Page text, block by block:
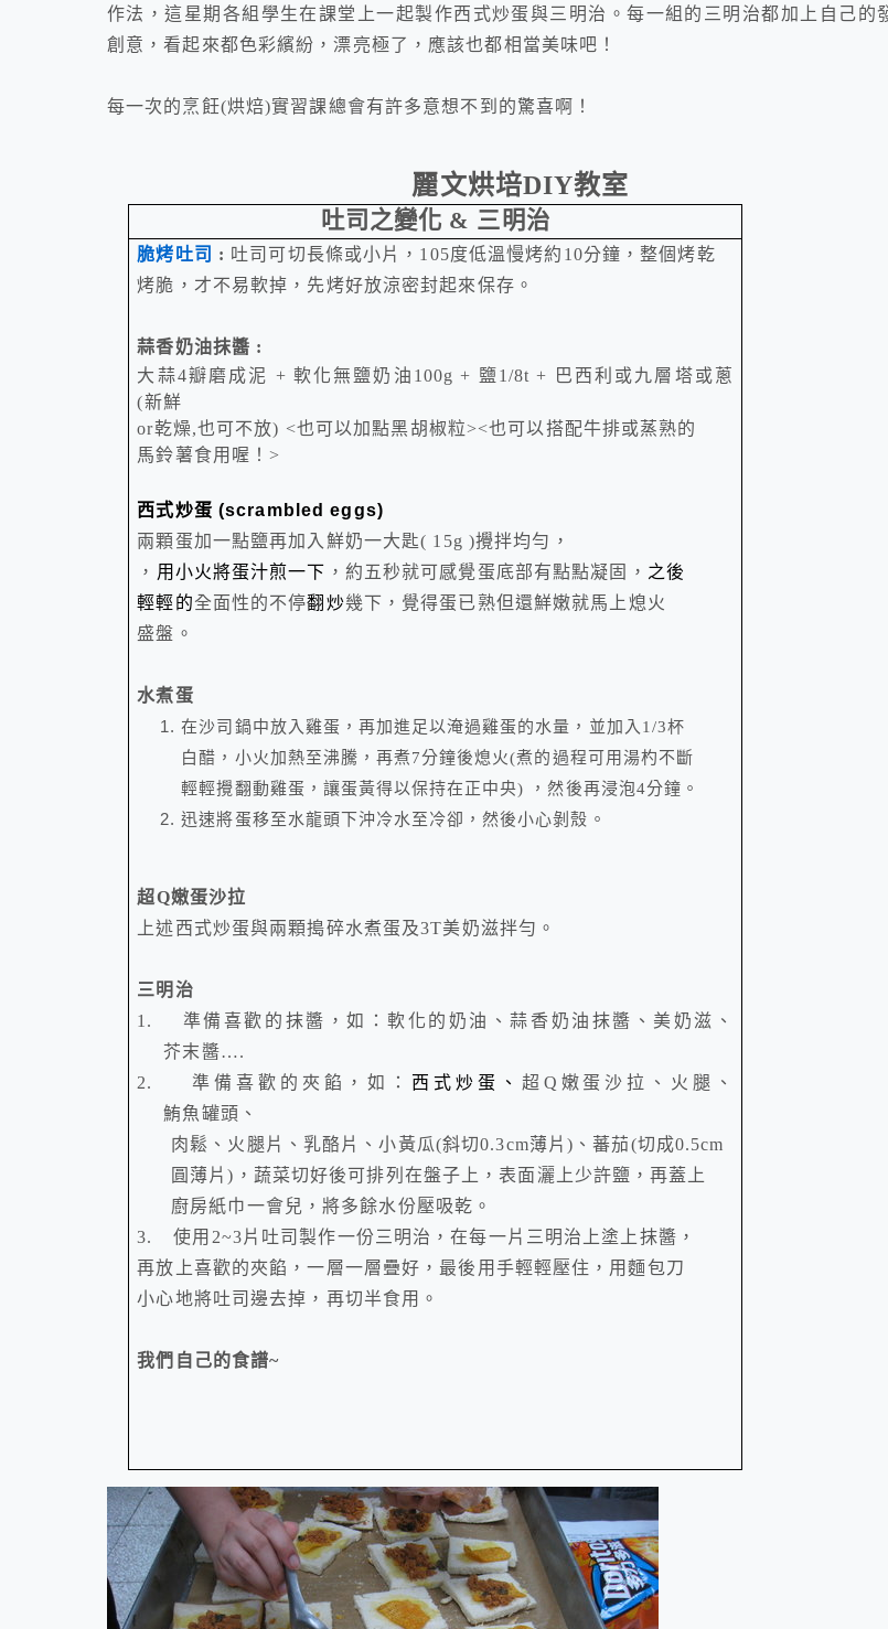
作法，這星期各組學生在課堂上一起製作西式炒蛋與三明治。每一組的三明治都加上自己的
創意，看起來都色彩繽紛，漂亮極了，應該也都相當美味吧！
每一次的烹飪(烘焙)實習課總會有許多意想不到的驚喜啊！
麗文烘培DIY教室
吐司之變化 & 三明治
脆烤吐司 : 吐司可切長條或小片 ， 105度低溫慢烤約 10分鐘 ， 整個烤乾
烤脆，才不易軟掉 ， 先烤好放涼密封起來保存。
蒜香奶油抹醬 :
大蒜4瓣磨成泥 + 軟化 無鹽奶油 100g + 鹽 1/8t +
巴西利或九層塔或蔥
(新鮮
or乾燥,也可不放) <也可以加點黑胡椒粒><也可以搭配牛排或蒸熟的
馬鈴薯食用喔！>
西式炒蛋 (scrambled eggs)
兩顆蛋加一點鹽再加入鮮奶一大匙( 15g )攪拌均勻，
， 用小火將蛋汁煎一下 ，約五秒就可感覺蛋底部有點點凝固， 之後
輕輕的全面性的不停翻炒幾下，覺得蛋已熟但還鮮嫩就馬上熄火
盛盤。
水煮蛋
在沙司鍋中放入雞蛋，再加進足以淹過雞蛋的水量，並加入 1/3杯
白醋，小火加熱至沸騰，再煮7分鐘後熄火(煮的過程可用湯杓不斷
輕輕攪翻動雞蛋，讓蛋黃得以保持在正中央) ，然後再浸泡4分鐘。
迅速將蛋移至水龍頭下沖冷水至冷卻，然後小心剝殼。
超Q嫩蛋沙拉
上述西式炒蛋與兩顆搗碎水煮蛋及3T美奶滋拌勻。
三明治
1.
準備喜歡的抹醬，如：軟化的奶油、蒜香奶油抹醬、美奶滋、
芥末醬….
2.
準備喜歡的夾餡，如： 西式炒蛋、 超 Q 嫩蛋沙拉、火腿、
鮪魚罐頭、
肉鬆、火腿片、乳酪片、小黃瓜(斜切0.3cm薄片) 、蕃茄(切成0.5cm
圓薄片) ，蔬菜切好後可排列在盤子上，表面灑上少許鹽，再蓋上
廚房紙巾一會兒，將多餘水份壓吸乾。
3.
使用 2~3片吐司製作一份三明治，在每一片三明治上塗上抹醬，
再放上喜歡的夾餡，一層一層疊好，最後用手輕輕壓住，用麵包刀
小心地將吐司邊去掉，再切半食用。
我們自己的食譜~